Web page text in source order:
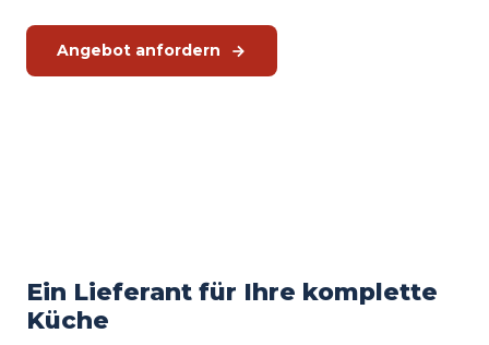
Angebot anfordern
Ein Lieferant für Ihre komplette
Küche